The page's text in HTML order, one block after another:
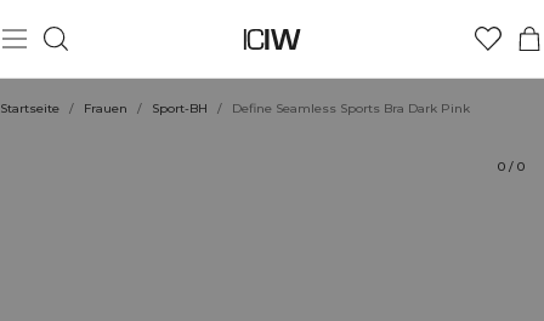
Startseite / Frauen / Sport-BH / Define Seamless Sports Bra Dark Pink
0 / 0